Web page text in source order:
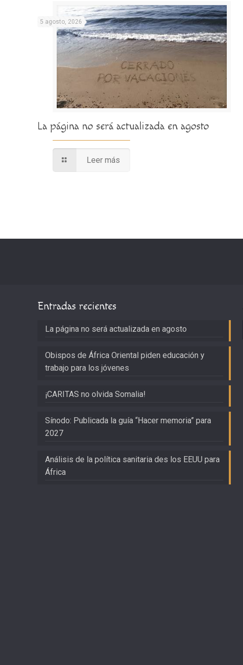
5 agosto, 2026
La página no será actualizada en agosto
Leer más
Entradas recientes
La página no será actualizada en agosto
Obispos de África Oriental piden educación y
trabajo para los jóvenes
¡CARITAS no olvida Somalia!
Sínodo: Publicada la guía “Hacer memoria” para
2027
Análisis de la política sanitaria des los EEUU para
África